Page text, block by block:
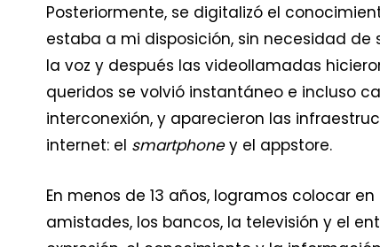
Posteriormente, se digitalizó el
estaba a mi disposición, sin necesidad de
la voz y después las videollamadas
queridos se volvió instantáneo e incluso
interconexión, y aparecieron las
internet: el smartphoney el appstore.
En menos de 13 años, logramos colocar
amistades, los bancos, la televisión y el